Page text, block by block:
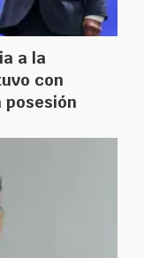
a la
con
posesión